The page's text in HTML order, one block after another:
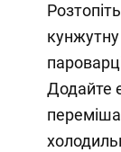
Додайте